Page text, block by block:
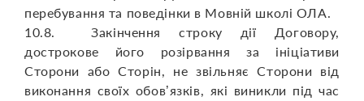
перебування та поведінки в Мовній школі ОЛА.
10.8. Закінчення строку дії Договору,
дострокове його розірвання за ініціативи
Сторони або Сторін, не звільняє Сторони від
виконання своїх обов’язків, які виникли під час